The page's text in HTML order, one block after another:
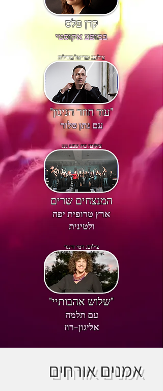
קרן פלס
במופע אקוסטי
צילום: גבריאל בהרליה
"עוד חוזר הניגון"
עם נתן סלור
צילום: בת שבע גנג
המנצחים שרים
ארץ טרופית יפה
ולטינית
צילום: רמי זרנגר
"שלוש אהבותיי"
עם תלמה
אליגון-רוז
אמנים אורחים